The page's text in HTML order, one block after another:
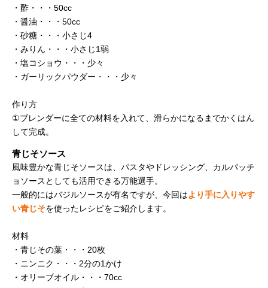
・酢・・・50cc
・醤油・・・50cc
・砂糖・・・小さじ4
・みりん・・・小さじ1弱
・塩コショウ・・・少々
・ガーリックパウダー・・・少々
作り方
①ブレンダーに全ての材料を入れて、滑らかになるまでかくはん
して完成。
青じそソース
風味豊かな青じそソースは、パスタやドレッシング、カルパッチ
ョソースとしても活用できる万能選手。
一般的にはバジルソースが有名ですが、今回はより手に入りやす
い青じそを使ったレシピをご紹介します。
材料
・青じその葉・・・20枚
・ニンニク・・・2分の1かけ
・オリーブオイル・・・70cc